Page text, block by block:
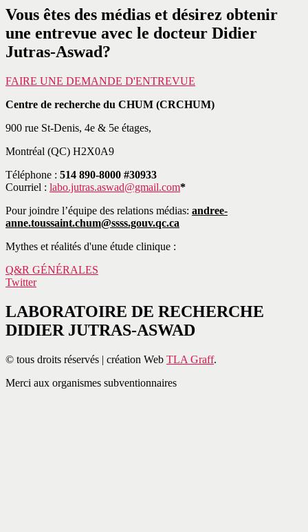
Vous êtes des médias et désirez obtenir
une entrevue avec le docteur Didier
Jutras-Aswad?
FAIRE UNE DEMANDE D'ENTREVUE
Centre de recherche du CHUM (CRCHUM)
900 rue St-Denis, 4e & 5e étages,
Montréal (QC) H2X0A9
Téléphone : 514 890-8000 #30933
Courriel : labo.jutras.aswad@gmail.com*
Pour joindre l’équipe des relations médias: andree-
anne.toussaint.chum@ssss.gouv.qc.ca
Mythes et réalités d'une étude clinique :
Q&R GÉNÉRALES
Twitter
LABORATOIRE DE RECHERCHE
DIDIER JUTRAS-ASWAD
© tous droits réservés | création Web TLA Graff.
Merci aux organismes subventionnaires